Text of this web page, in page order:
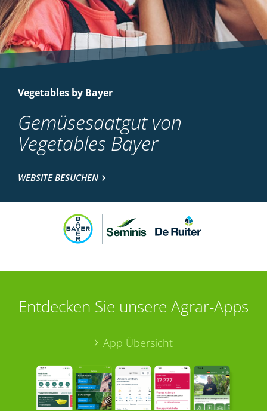
Vegetables by Bayer
Gemüsesaatgut von
Vegetables Bayer
WEBSITE BESUCHEN
Entdecken Sie unsere Agrar-Apps
App Übersicht